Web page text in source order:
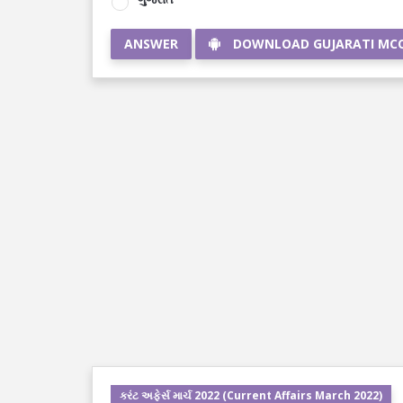
ANSWER DOWNLOAD GUJARATI
કરંટ અફેર્સ માર્ચ 2022 (Current Affairs March 2022)